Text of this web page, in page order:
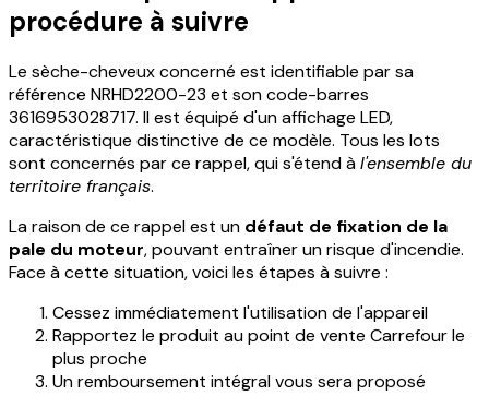
procédure à suivre
Le sèche-cheveux concerné est identifiable par sa
référence NRHD2200-23 et son code-barres
3616953028717. Il est équipé d'un affichage LED,
caractéristique distinctive de ce modèle. Tous les lots
sont concernés par ce rappel, qui s'étend àl'ensemble du
territoire français.
La raison de ce rappel est un défaut de fixation de la
pale du moteur, pouvant entraîner un risque d'incendie.
Face à cette situation, voici les étapes à suivre :
Cessez immédiatement l'utilisation de l'appareil
Rapportez le produit au point de vente Carrefour le
plus proche
Un remboursement intégral vous sera proposé